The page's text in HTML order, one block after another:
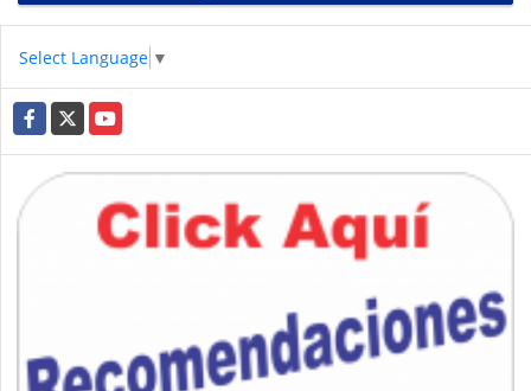
Select Language ▼
Facebook
X YouTube